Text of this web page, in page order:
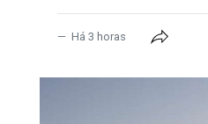
Há 3 horas